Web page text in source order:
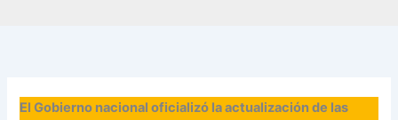
El Gobierno nacional oficializó la actualización de las